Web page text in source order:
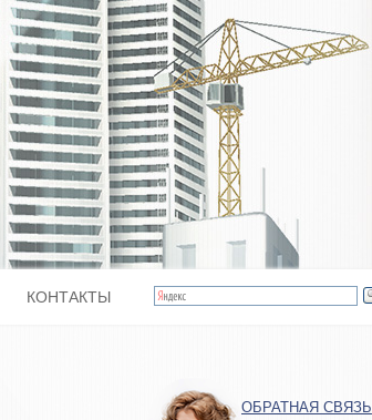
КОНТАКТЫ
ОБРАТНАЯ СВЯЗЬ